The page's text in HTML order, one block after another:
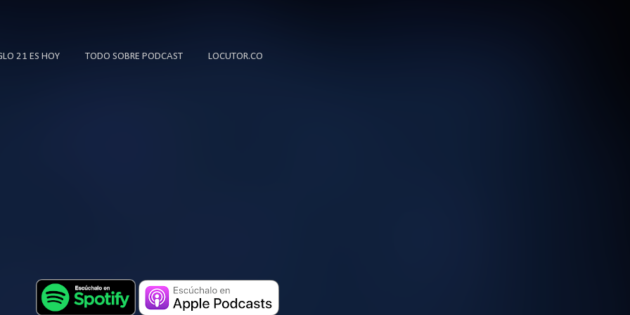
21 ES HOY TODO SOBRE PODCAST LOCUTOR.CO